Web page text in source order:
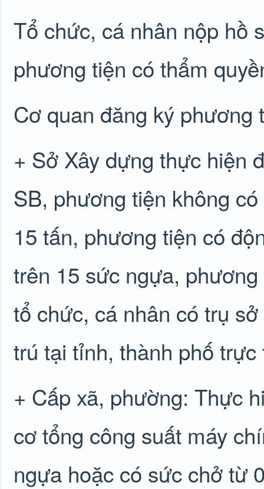
Tổ chức, cá nhân nộp hồ
phương tiện có thẩm
Cơ quan đăng ký phương
+ Sở Xây dựng thực hiện
SB, phương tiện không
15 tấn, phương tiện có
trên 15 sức ngựa,
tổ chức, cá nhân có trụ
trú tại tỉnh, thành phố
+ Cấp xã, phường: Thực
cơ tổng công suất máy
ngựa hoặc có sức chở từ